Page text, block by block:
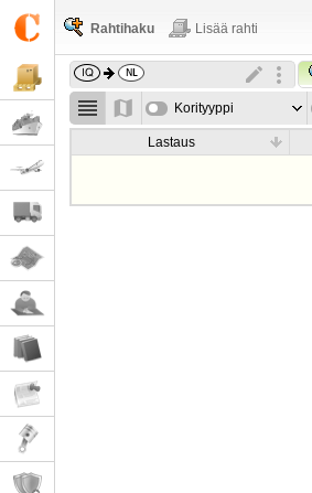
Rahtihaku Lisää rahti
Korityyppi
Lastaus